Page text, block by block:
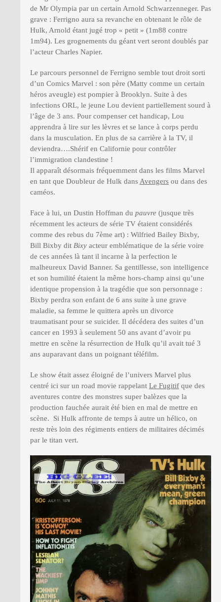
de Mr Olympia par un certain Arnold Schwarzenneger. Pas
grave : Ferrigno aura sa revanche en obtenant le rôle de
Hulk, Arnold étant jugé trop « petit » (1m88 contre
1m94). Les grognements du géant vert seront doublés par
l’acteur Charles Napier.
Le parcours personnel de Ferrigno semble tout droit sorti
d’un Comics Marvel : son père (Matty comme un certain
héros aveugle) est pompier à Brooklyn. Suite à des
infections ORL, le jeune Lou devient partiellement sourd à
l’âge de 3 ans. Pour compenser cet handicap, Lou
apprendra à lire sur les lèvres et se lance à corps perdu
dans la musculation. En plus de sa carrière à la TV, il
deviendra….Shérif en Californie pour contrôler
l’immigration clandestine !
Il apparaît désormais fréquemment dans les films Marvel
en tant que Doubleur de Hulk dans Avengers ou dans des
caméos.
Face à lui, un Dustin Hoffman du pauvre (jusque très
récemment les acteurs de série TV étaient considérés
comme des rebus du 7ème art) : Wilfried Bailey Bixby,
Bill Bixby dit Bixy acteur emblématique de la série voire
de ces années là tant il incarne à la perfection le
malheureux David Banner. Sa gentillesse, son intelligence
et son humilité étaient la même hors-champ ainsi qu’une
identique propension à la tragédie que son personnage :
Bixby perdra son enfant de 6 ans suite à une grave
maladie, sa femme le quittera après un divorce
traumatisant pour se suicider. Il décédera des suites d’un
cancer en 1993 à seulement 50 ans avant d’avoir pu
mettre en scène la résurrection de Hulk qu’il avait tué 3
ans auparavant dans un poignant téléfilm.
Le show était assez éloigné de l’univers Marvel plus
centré ici sur un road movie rappelant Le Fugitif que des
aventures contre des monstres super balèzes que la
production fauchée aurait été bien en mal de mettre en
scène. Si Hulk affronte de temps à autre un hélico, on
reste très loin des régiments entiers de militaires décimés
par le titan vert.